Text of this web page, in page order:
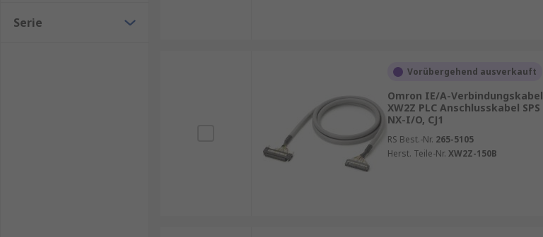
Serie
Vorübergehend ausverkauft
Omron IE/A-Verbindungskabel
XW2Z PLC Anschlusskabel SPS
NX-I/O, CJ1
RS Best.-Nr. 265-5105
Herst. Teile-Nr. XW2Z-150B